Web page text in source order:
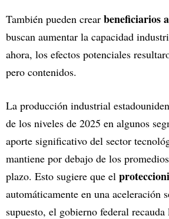
También pueden crear beneficiarios
buscan aumentar la capacidad
ahora, los efectos potenciales
pero contenidos.
La producción industrial
de los niveles de 2025 en algunos
aporte significativo del sector
mantiene por debajo de los
plazo. Esto sugiere que el
automáticamente en una aceleración
supuesto, el gobierno federal recauda